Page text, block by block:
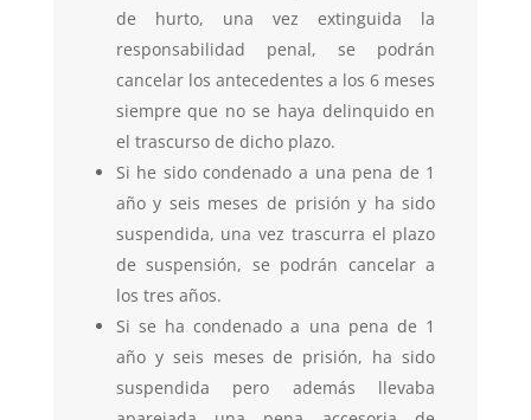
de hurto, una vez extinguida la
responsabilidad penal, se podrán
cancelar los antecedentes a los 6 meses
siempre que no se haya delinquido en
el trascurso de dicho plazo.
Si he sido condenado a una pena de 1
año y seis meses de prisión y ha sido
suspendida, una vez trascurra el plazo
de suspensión, se podrán cancelar a
los tres años.
Si se ha condenado a una pena de 1
año y seis meses de prisión, ha sido
suspendida pero además llevaba